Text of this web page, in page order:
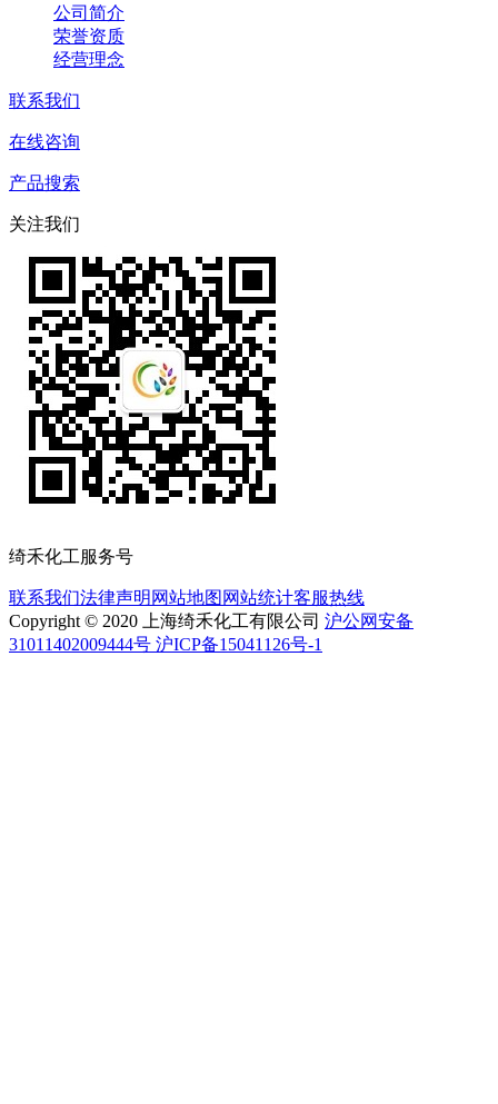
公司简介
荣誉资质
经营理念
联系我们
在线咨询
产品搜索
关注我们
绮禾化工服务号
联系我们法律声明 网站地图 网站统计客服热线
Copyright © 2020 上海绮禾化工有限公司 沪公网安备
31011402009444号 沪ICP备15041126号-1